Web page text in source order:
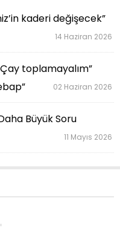
kaderi değişecek”
14 Haziran 2026
toplamayalım”
02 Haziran 2026
Büyük Soru
11 Mayıs 2026